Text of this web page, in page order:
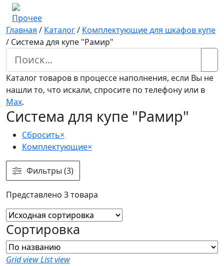
Прочее
Главная / Каталог/ Комплектующие для шкафов купе
/ Система для купе "Рамир"
Каталог товаров в процессе наполнения, если Вы не
нашли то, что искали, спросите по телефону или в
Мах.
Система для купе "Рамир"
Сбросить×
Комплектующие×
Фильтры (3)
Представлено 3 товара
Сортировка
Grid viewList view